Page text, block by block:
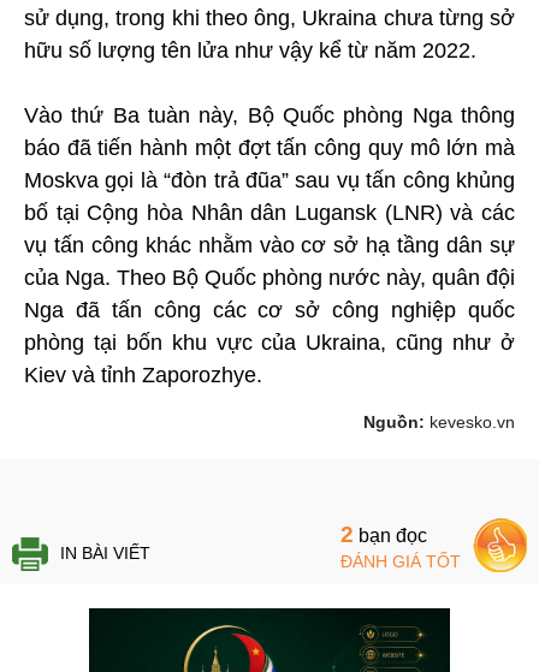
sử dụng, trong khi theo ông, Ukraina chưa từng sở
hữu số lượng tên lửa như vậy kể từ năm 2022.
Vào thứ Ba tuàn này, Bộ Quốc phòng Nga thông
báo đã tiến hành một đợt tấn công quy mô lớn mà
Moskva gọi là “đòn trả đũa” sau vụ tấn công khủng
bố tại Cộng hòa Nhân dân Lugansk (LNR) và các
vụ tấn công khác nhằm vào cơ sở hạ tầng dân sự
của Nga. Theo Bộ Quốc phòng nước này, quân đội
Nga đã tấn công các cơ sở công nghiệp quốc
phòng tại bốn khu vực của Ukraina, cũng như ở
Kiev và tỉnh Zaporozhye.
Nguồn: kevesko.vn
IN BÀI VIẾT
2 bạn đọc
ĐÁNH GIÁ TỐT